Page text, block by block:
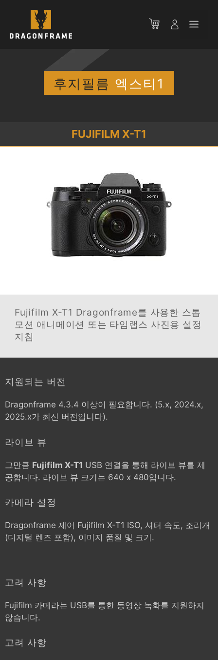
메
후지필름 엑스티1
FUJIFILM X-T1
Fujifilm X-T1 Dragonframe를 사용한 스톱
모션 애니메이션 또는 타임랩스 사진용 설정
지침
지원되는 버전
Dragonframe 4.3.4 이상이 필요합니다. (5.x, 2024.x,
2025.x가 최신 버전입니다).
라이브 뷰
그만큼 Fujifilm X-T1 USB 연결을 통해 라이브 뷰를 제
공합니다. 라이브 뷰 크기는 640 x 480입니다.
카메라 설정
Dragonframe 제어 Fujifilm X-T1 ISO, 셔터 속도, 조리개
(디지털 렌즈 포함), 이미지 품질 및 크기.
고려 사항
Fujifilm 카메라는 USB를 통한 동영상 녹화를 지원하지
않습니다.
고려 사항